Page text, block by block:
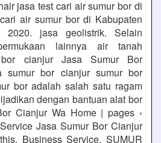
jasa test cari air sumur bor di
air sumur bor di Kabupaten
2020. jasa geolistrik. Selain
lainnya air tanah
bor cianjur Jasa Sumur Bor
sumur bor cianjur sumur bor
bor adalah salah satu ragam
dengan bantuan alat bor
Cianjur Wa Home | pages ›
Jasa Sumur Bor Cianjur
Business Service. SUMUR